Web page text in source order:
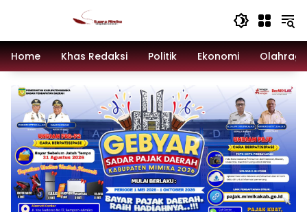
Home
Khas Redaksi Politik Ekonomi